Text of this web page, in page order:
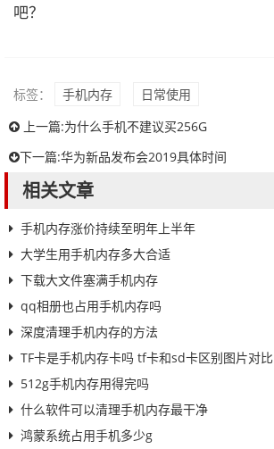
吧？
标签： 手机内存
日常使用
上一篇:为什么手机不建议买256G
下一篇:华为新品发布会2019具体时间
相关文章
手机内存涨价持续至明年上半年
大学生用手机内存多大合适
下载大文件塞满手机内存
qq相册也占用手机内存吗
深度清理手机内存的方法
TF卡是手机内存卡吗 tf卡和sd卡区别图片对比
512g手机内存用得完吗
什么软件可以清理手机内存最干净
鸿蒙系统占用手机多少g